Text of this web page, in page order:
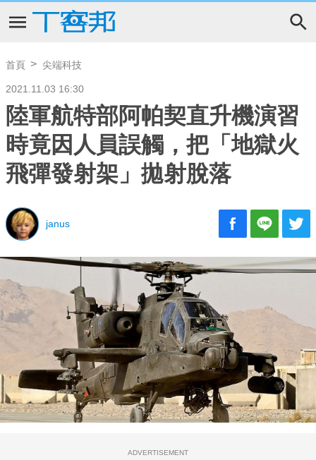
首頁 尖端科技
2021.11.03 16:30
陸軍航特部阿帕契直升機演習
時竟因人員誤觸，把「地獄火
飛彈發射架」拋射脫落
janus
ADVERTISEMENT